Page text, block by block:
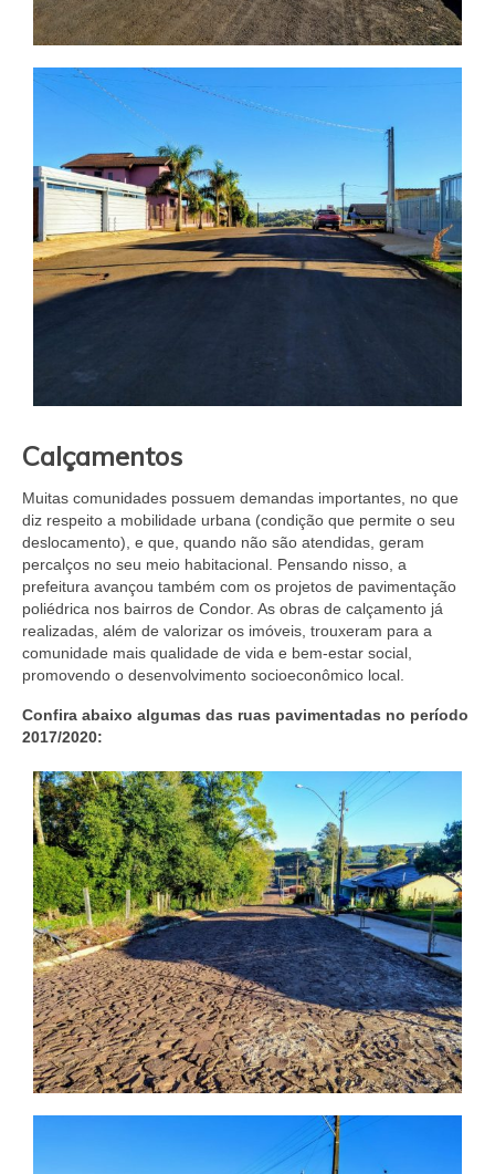
Calçamentos
Muitas comunidades possuem demandas importantes, no que
diz respeito a mobilidade urbana (condição que permite o seu
deslocamento), e que, quando não são atendidas, geram
percalços no seu meio habitacional. Pensando nisso, a
prefeitura avançou também com os projetos de pavimentação
poliédrica nos bairros de Condor. As obras de calçamento já
realizadas, além de valorizar os imóveis, trouxeram para a
comunidade mais qualidade de vida e bem-estar social,
promovendo o desenvolvimento socioeconômico local.
Confira abaixo algumas das ruas pavimentadas no período
2017/2020: